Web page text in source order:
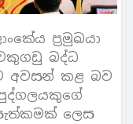
ප‍්‍රමුඛයා
බද්ධ
අවසන් කළ බව
ලෙස